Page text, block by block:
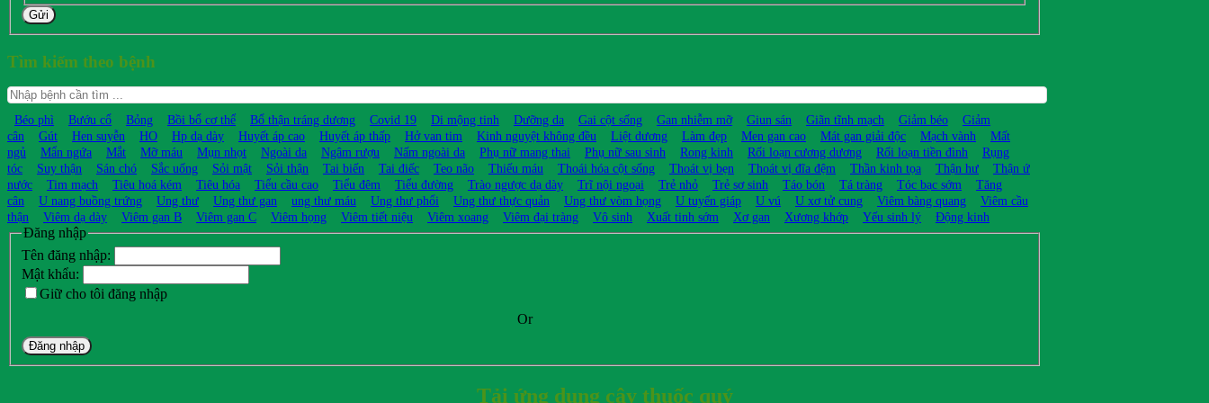
Gửi
Tìm kiếm theo bệnh
Béo phì Bướu cổ Bỏng Bồi bổ cơ thể Bổ thận tráng dương Covid 19 Di mộng tinh Dưỡng da Gai cột sống Gan nhiễm mỡ Giun sán Giãn tĩnh mạch Giảm béo
Giảm
cân
Gút Hen suyễn HO Hp dạ dày Huyết áp cao Huyết áp thấp Hở van tim Kinh nguyệt không đều Liệt dương Làm đẹp Men gan cao Mát gan giải độc Mạch vành
Mất
ngủ
Mẩn ngứa Mắt Mỡ máu Mụn nhọt Ngoài da Ngâm rượu Nấm ngoài da Phụ nữ mang thai Phụ nữ sau sinh Rong kinh Rối loạn cương dương Rối loạn tiền đình
Rụng
tóc
Suy thận Sán chó Sắc uống Sỏi mật Sỏi thận Tai biến Tai điếc Teo não Thiếu máu Thoái hóa cột sống Thoát vị bẹn Thoát vị đĩa đệm Thần kinh tọa Thận hư
Thận ứ
nước
Tim mạch Tiêu hoá kém Tiêu hóa Tiểu cầu cao Tiểu đêm Tiểu đường Trào ngược dạ dày Trĩ nội ngoại Trẻ nhỏ Trẻ sơ sinh Táo bón Tá tràng Tóc bạc sớm
Tăng
cân
U nang buồng trứng Ung thư Ung thư gan ung thư máu Ung thư phổi Ung thư thực quản Ung thư vòm họng U tuyến giáp U vú U xơ tử cung Viêm bàng quang
Viêm cầu
thận
Viêm dạ dày Viêm gan B Viêm gan C Viêm họng Viêm tiết niệu Viêm xoang Viêm đại tràng Vô sinh Xuất tinh sớm Xơ gan Xương khớp Yếu sinh lý Động kinh
Đăng nhập
Tên đăng nhập:
Mật khẩu:
Giữ cho tôi đăng nhập
Or
Đăng nhập
Tải ứng dụng cây thuốc quý